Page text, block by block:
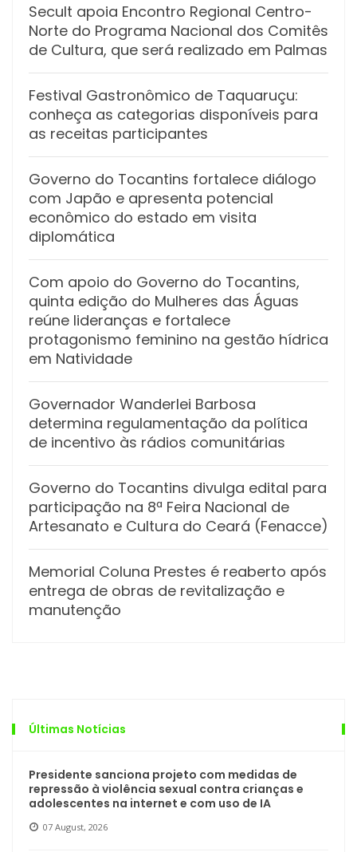
Secult apoia Encontro Regional Centro-
Norte do Programa Nacional dos Comitês
de Cultura, que será realizado em Palmas
Festival Gastronômico de Taquaruçu:
conheça as categorias disponíveis para
as receitas participantes
Governo do Tocantins fortalece diálogo
com Japão e apresenta potencial
econômico do estado em visita
diplomática
Com apoio do Governo do Tocantins,
quinta edição do Mulheres das Águas
reúne lideranças e fortalece
protagonismo feminino na gestão hídrica
em Natividade
Governador Wanderlei Barbosa
determina regulamentação da política
de incentivo às rádios comunitárias
Governo do Tocantins divulga edital para
participação na 8ª Feira Nacional de
Artesanato e Cultura do Ceará (Fenacce)
Memorial Coluna Prestes é reaberto após
entrega de obras de revitalização e
manutenção
Últimas Notícias
Presidente sanciona projeto com medidas de
repressão à violência sexual contra crianças e
adolescentes na internet e com uso de IA
07 August, 2026